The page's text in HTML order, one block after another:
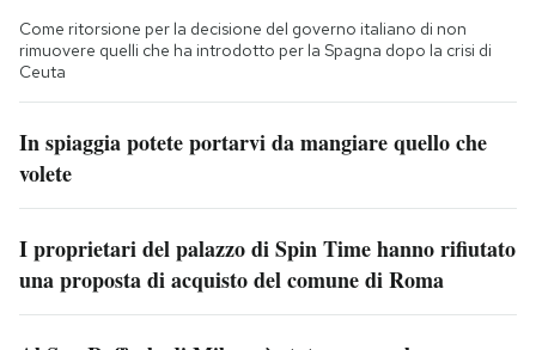
Come ritorsione per la decisione del governo italiano di non
rimuovere quelli che ha introdotto per la Spagna dopo la crisi di
Ceuta
In spiaggia potete portarvi da mangiare quello che
volete
I proprietari del palazzo di Spin Time hanno rifiutato
una proposta di acquisto del comune di Roma